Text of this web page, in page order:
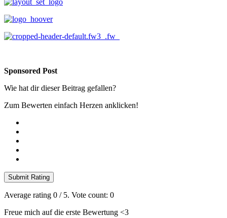
Sponsored Post
Wie hat dir dieser Beitrag gefallen?
Zum Bewerten einfach Herzen anklicken!
Submit Rating
Average rating 0 / 5. Vote count: 0
Freue mich auf die erste Bewertung <3